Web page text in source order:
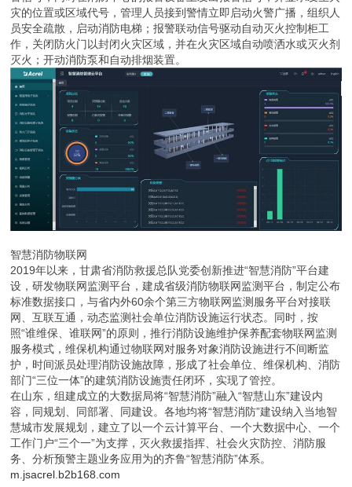
灾的位置或区域代号，管理人员接到警情立即启动火警广播，组织人
员安全疏散，启动消防电梯；报警联动信号驱动自动灭火控制柜工
作，关闭防火门以封闭火灾区域，并在火灾区域自动喷洒水或灭火剂
灭火；开动消防泵和自动排烟装置。
智慧消防物联网
2019年以来，甘肃省消防救援总队党委创新推进“智慧消防”平台建
设，研发物联网监测平台，建成省级消防物联网监测平台，制定公布
标准数据接口，与省内外60余个第三方物联网监测服务平台对接联
网、互联互通，动态监测社会单位消防设施运行状态。同时，按
照“谁维保、谁联网”的原则，推行消防设施维护保养配套物联网监测
服务模式，维保机构通过物联网对服务对象消防设施进行不间断监
护，时间派员处理消防设施故障，形成了社会单位、维保机构、消防
部门“三位一体”的建筑消防设施责任闭环，实现了管控。
在山东，组建成立的大数据局将“智慧消防”融入“智慧山东”建设内
容，同规划、同部署、同建设。各地均将“智慧消防”建设纳入当地智
慧城市发展规划，建立了以一个云计算平台、一个大数据中心、一个
工作门户“三个一”为支撑，灭火救援指挥、社会火灾防控、消防服
务、分析预警主题业务应用为的齐鲁“智慧消防”体系。
m.jsacrel.b2b168.com